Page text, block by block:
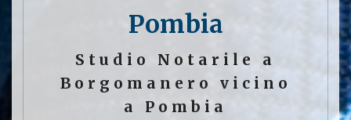
Pombia
Studio Notarile a
Borgomanero vicino
a Pombia